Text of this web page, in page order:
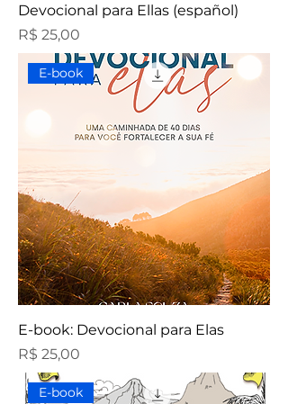
Devocional para Ellas (español)
Preço
R$ 25,00
E-book
E-book: Devocional para Elas
Preço
R$ 25,00
E-book